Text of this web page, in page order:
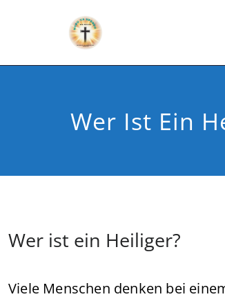
Wer Ist Ein
Wer ist ein Heiliger?
Viele Menschen denken bei